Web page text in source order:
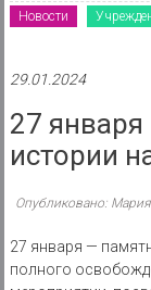
Новости
29.01.2024
27
истории
Опубликовано:
27 января —
полного